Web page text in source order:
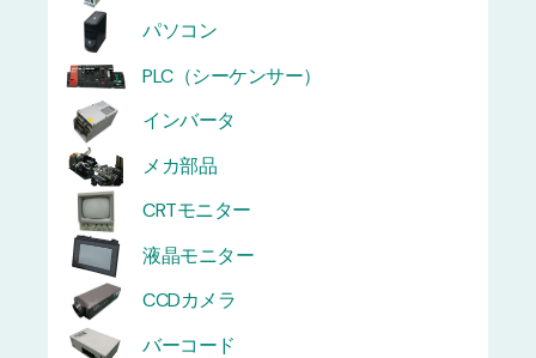
パソコン
PLC（シーケンサー）
インバータ
メカ部品
CRTモニター
液晶モニター
CCDカメラ
バーコード